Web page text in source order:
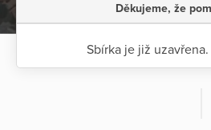
Děkujeme, že
Sbírka je již